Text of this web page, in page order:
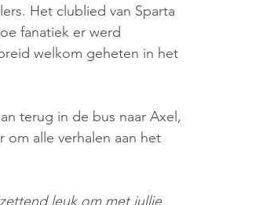
Het clublied van Sparta
fanatiek er werd
welkom geheten in het
terug in de bus naar Axel,
alle verhalen aan het
leuk om met jullie